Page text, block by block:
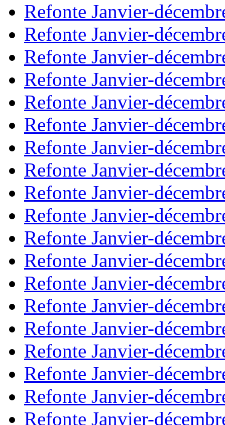
Refonte Janvier-
Refonte Janvier-
Refonte Janvier-
Refonte Janvier-
Refonte Janvier-
Refonte Janvier-
Refonte Janvier-
Refonte Janvier-
Refonte Janvier-
Refonte Janvier-
Refonte Janvier-
Refonte Janvier-
Refonte Janvier-
Refonte Janvier-
Refonte Janvier-
Refonte Janvier-
Refonte Janvier-
Refonte Janvier-
Refonte Janvier-